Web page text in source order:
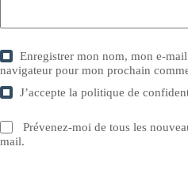
Enregistrer mon nom, mon e-
navigateur pour mon prochain
J’accepte lapolitique de
Prévenez-moi de tous les
mail.